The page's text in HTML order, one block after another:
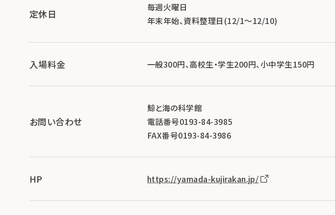
定休日
毎週火曜日
年末年始、資料整理日(12/1～12/10)
入場料金 一般300円、高校生・学生200円、小中学生150円
お問い合わせ
鯨と海の科学館
電話番号0193-84-3985
FAX番号0193-84-3986
HP https://yamada-kujirakan.jp/